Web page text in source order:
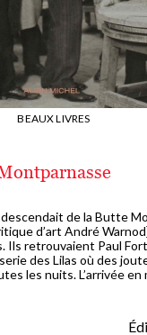
BEAUX LIVRES
descendait de la Butte
d’art André
Ils retrouvaient Paul
des Lilas où des
les nuits. L’arrivée en